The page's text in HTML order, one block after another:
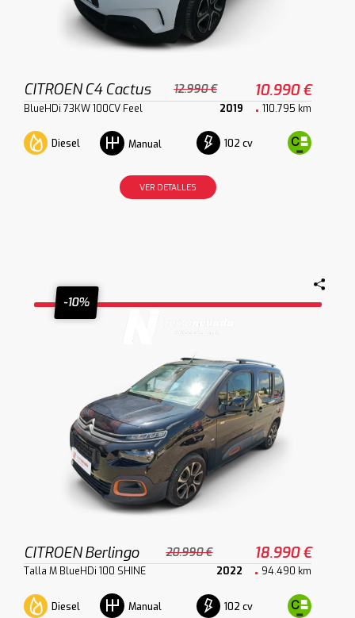
CITROEN C4 Cactus 12.990 € 10.990 €
BlueHDi 73KW 100CV Feel 2019 110.795 km
Diesel Manual 102 cv
VER DETALLES
-10%
CITROEN Berlingo 20.990 € 18.990 €
Talla M BlueHDi 100 SHINE 2022 94.490 km
Diesel Manual 102 cv